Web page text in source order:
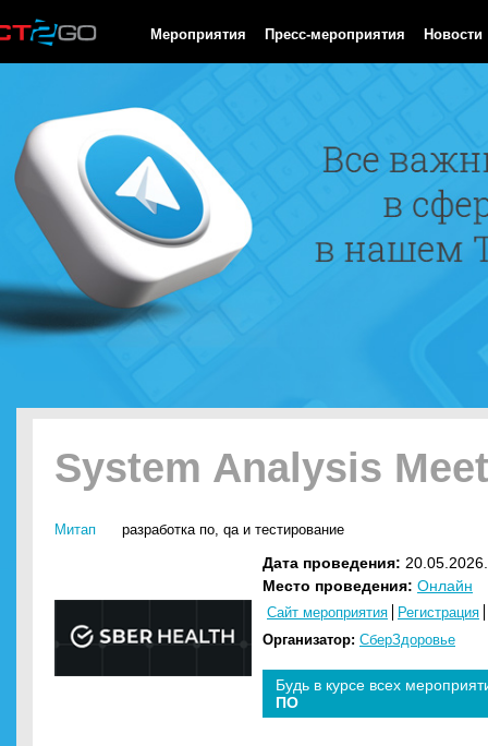
Мероприятия Пресс-мероприятия Новости
System Analysis
Митап разработка по, qa и тестирование
Дата проведения:
Место проведения: Онлайн
Сайт мероприятия
Регистрация
Организатор: СберЗдоровье
Будь в курсе всех
ПО